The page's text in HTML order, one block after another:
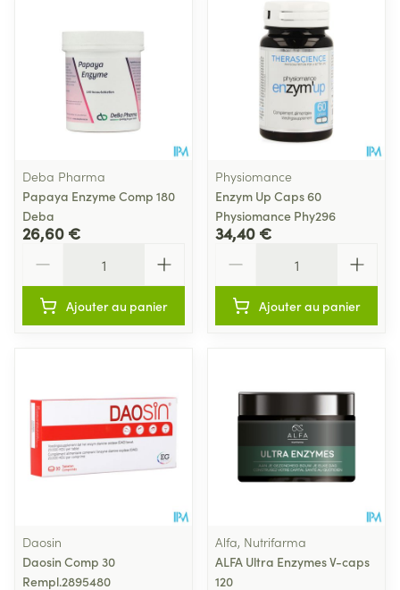
Deba Pharma
Papaya Enzyme Comp 180
Deba
26,60 €
Ajouter au panier
Physiomance
Enzym Up Caps 60
Physiomance Phy296
34,40 €
Ajouter au panier
Daosin
Daosin Comp 30
Rempl.2895480
Alfa, Nutrifarma
ALFA Ultra Enzymes V-caps
120